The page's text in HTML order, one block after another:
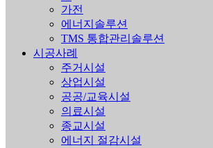
가전
에너지솔루션
TMS 통합관리솔루션
시공사례
주거시설
상업시설
공공/교육시설
의료시설
종교시설
에너지 절감시설